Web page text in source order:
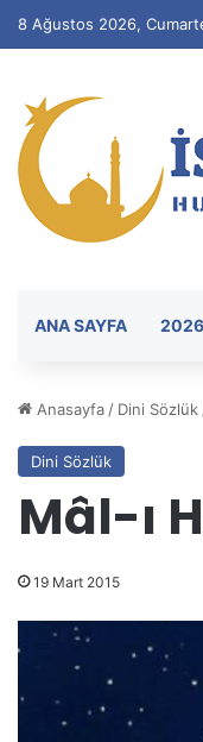
8 Ağustos 2026,
ANA SAYFA 2026
Anasayfa / Dini Sözlük
Dini Sözlük
Mâl-ı
19 Mart 2015